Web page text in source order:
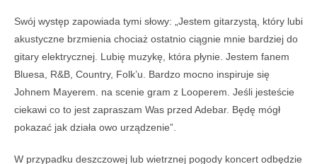
Swój występ zapowiada tymi słowy: „Jestem gitarzystą, który lubi
akustyczne brzmienia chociaż ostatnio ciągnie mnie bardziej do
gitary elektrycznej. Lubię muzykę, która płynie. Jestem fanem
Bluesa, R&B, Country, Folk’u. Bardzo mocno inspiruje się
Johnem Mayerem. na scenie gram z Looperem. Jeśli jesteście
ciekawi co to jest zapraszam Was przed Adebar. Będę mógł
pokazać jak działa owo urządzenie”.
W przypadku deszczowej lub wietrznej pogody koncert odbędzie